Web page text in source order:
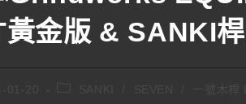
黃金版 & SANKI